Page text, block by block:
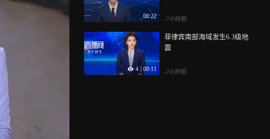
00:22 -7小时前
4 00:11
菲律宾南部海域发生6.3级地
震
-7小时前